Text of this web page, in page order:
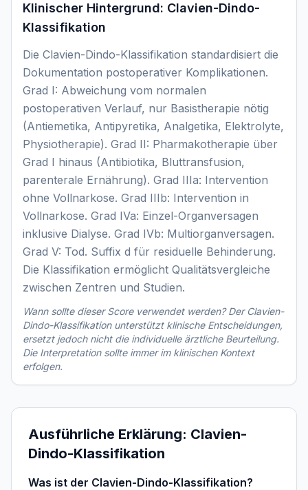
Klinischer Hintergrund: Clavien-Dindo-
Klassifikation
Die Clavien-Dindo-Klassifikation standardisiert die
Dokumentation postoperativer Komplikationen.
Grad I: Abweichung vom normalen
postoperativen Verlauf, nur Basistherapie nötig
(Antiemetika, Antipyretika, Analgetika, Elektrolyte,
Physiotherapie). Grad II: Pharmakotherapie über
Grad I hinaus (Antibiotika, Bluttransfusion,
parenterale Ernährung). Grad IIIa: Intervention
ohne Vollnarkose. Grad IIIb: Intervention in
Vollnarkose. Grad IVa: Einzel-Organversagen
inklusive Dialyse. Grad IVb: Multiorganversagen.
Grad V: Tod. Suffix d für residuelle Behinderung.
Die Klassifikation ermöglicht Qualitätsvergleiche
zwischen Zentren und Studien.
Wann sollte dieser Score verwendet werden? Der Clavien-
Dindo-Klassifikationunterstützt klinische Entscheidungen,
ersetzt jedoch nicht die individuelle ärztliche Beurteilung.
Die Interpretation sollte immer im klinischen Kontext
erfolgen.
Ausführliche Erklärung: Clavien-
Dindo-Klassifikation
Was ist der Clavien-Dindo-Klassifikation?